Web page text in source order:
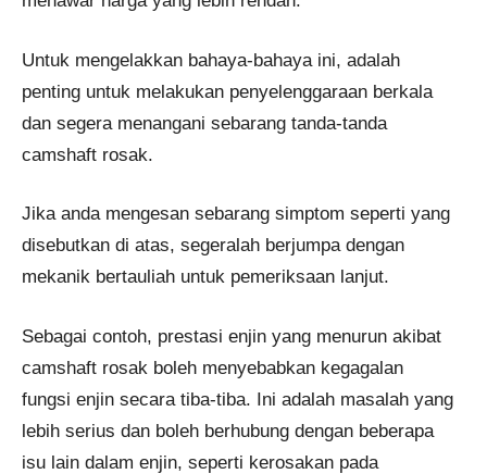
Untuk mengelakkan bahaya-bahaya ini, adalah
penting untuk melakukan penyelenggaraan berkala
dan segera menangani sebarang tanda-tanda
camshaft rosak.
Jika anda mengesan sebarang simptom seperti yang
disebutkan di atas, segeralah berjumpa dengan
mekanik bertauliah untuk pemeriksaan lanjut.
Sebagai contoh, prestasi enjin yang menurun akibat
camshaft rosak boleh menyebabkan kegagalan
fungsi enjin secara tiba-tiba. Ini adalah masalah yang
lebih serius dan boleh berhubung dengan beberapa
isu lain dalam enjin, seperti kerosakan pada